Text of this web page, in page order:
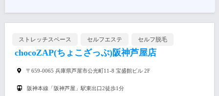
ストレッチスペース セルフエステ セルフ脱毛
chocoZAP(ちょこざっぷ)阪神芦屋店
〒659-0065 兵庫県芦屋市公光町11-8 宝盛館ビル 2F
阪神本線「阪神芦屋」駅東出口2徒歩1分